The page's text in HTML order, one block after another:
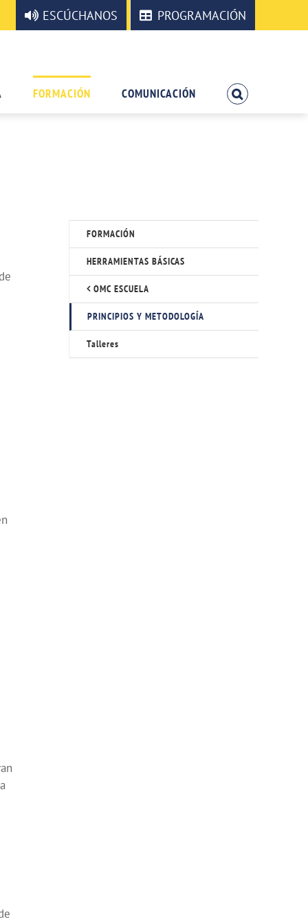
ESCÚCHANOS PROGRAMACIÓN
FORMACIÓN COMUNICACIÓN
FORMACIÓN
HERRAMIENTAS BÁSICAS
OMC ESCUELA
PRINCIPIOS Y METODOLOGÍA
Talleres